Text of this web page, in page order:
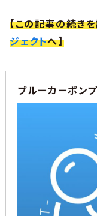
【この記事の続き
ジェクトへ】
ブルーカーボン